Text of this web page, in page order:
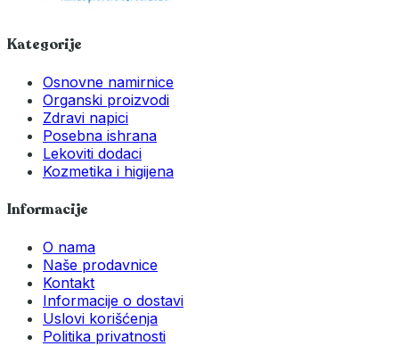
Kategorije
Osnovne namirnice
Organski proizvodi
Zdravi napici
Posebna ishrana
Lekoviti dodaci
Kozmetika i higijena
Informacije
O nama
Naše prodavnice
Kontakt
Informacije o dostavi
Uslovi korišćenja
Politika privatnosti